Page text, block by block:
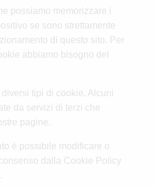
possiamo memorizzare i
se sono strettamente
di questo sito. Per
abbiamo bisogno del
tipi di cookie. Alcuni
da servizi di terzi che
pagine.
è possibile modificare o
dalla Cookie Policy